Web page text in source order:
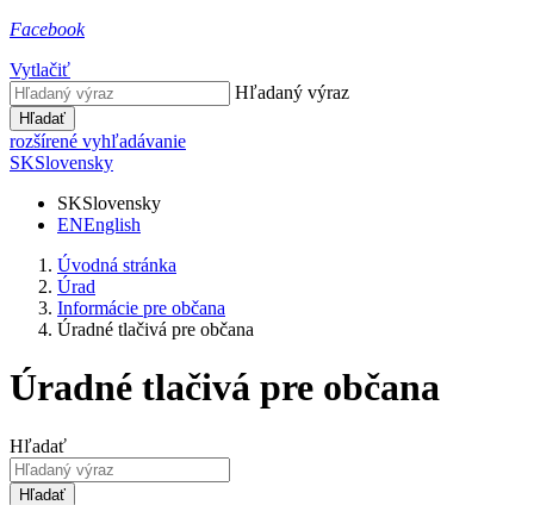
Facebook
Vytlačiť
Hľadaný výraz
Hľadať
rozšírené vyhľadávanie
SKSlovensky
SKSlovensky
ENEnglish
Úvodná stránka
Úrad
Informácie pre občana
Úradné tlačivá pre občana
Úradné tlačivá pre občana
Hľadať
Hľadať